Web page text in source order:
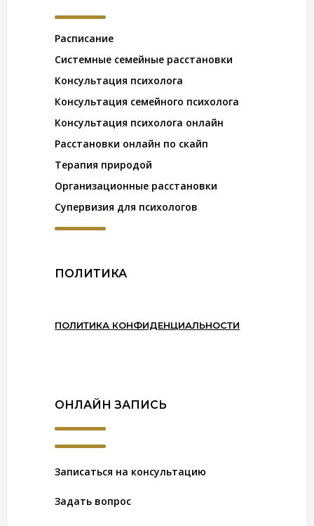
Расписание
Системные семейные расстановки
Консультация психолога
Консультация семейного психолога
Консультация психолога онлайн
Расстановки онлайн по скайп
Терапия природой
Организационные расстановки
Супервизия для психологов
ПОЛИТИКА
ПОЛИТИКА КОНФИДЕНЦИАЛЬНОСТИ
ОНЛАЙН ЗАПИСЬ
Записаться на консультацию
Задать вопрос